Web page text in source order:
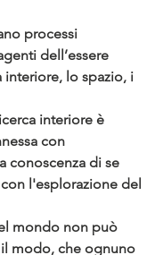
processi
dell’essere
interiore, lo spazio, i
interiore è
con
conoscenza di se
l'esplorazione del
mondo non può
modo, che ognuno